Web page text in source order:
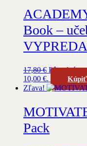
Book –
17,80€ Pôvodná
10,00 €.
Kúpiť
Zľava!
Pack